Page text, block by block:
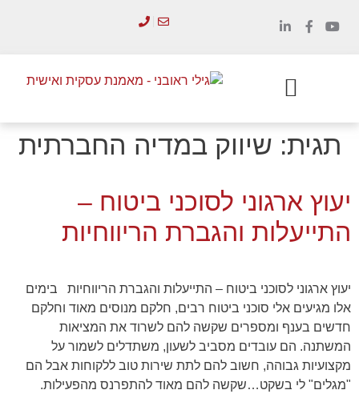
תגית: שיווק במדיה החברתית
יעוץ ארגוני לסוכני ביטוח –
התייעלות והגברת הריווחיות
יעוץ ארגוני לסוכני ביטוח – התייעלות והגברת הריווחיות בימים
אלו מגיעים אלי סוכני ביטוח רבים, חלקם מנוסים מאוד וחלקם
חדשים בענף ומספרים שקשה להם לשרוד את המציאות
המשתנה. הם עובדים מסביב לשעון, משתדלים לשמור על
מקצועיות גבוהה, חשוב להם לתת שירות טוב ללקוחות אבל הם
"מגלים" לי בשקט…שקשה להם מאוד להתפרנס מהפעילות.